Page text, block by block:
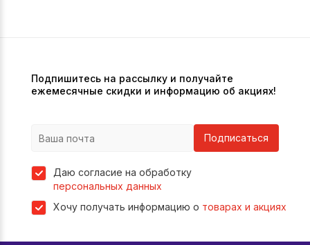
Подпишитесь на рассылку и получайте
ежемесячные скидки и информацию об акциях!
Подписаться
Даю согласие на обработку
персональных данных
Хочу получать информацию о товарах и акциях